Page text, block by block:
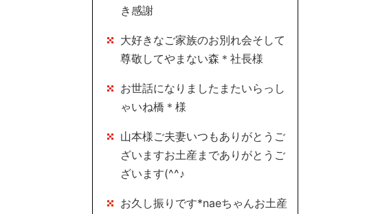
き感謝
大好きなご家族のお別れ会そして
尊敬してやまない森＊社長様
お世話になりましたまたいらっし
ゃいね橋＊様
山本様ご夫妻いつもありがとうご
ざいますお土産までありがとうご
ざいます(^^♪
お久し振りです*naeちゃんお土産